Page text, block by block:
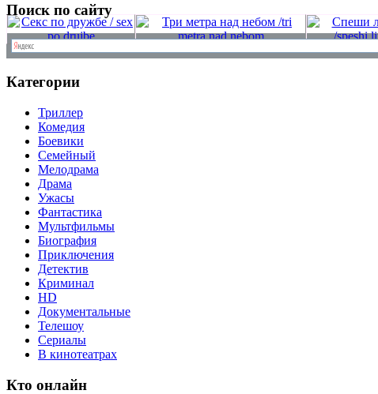
Поиск по сайту
Категории
Триллер
Комедия
Боевики
Семейный
Мелодрама
Драма
Ужасы
Фантастика
Мультфильмы
Биография
Приключения
Детектив
Криминал
HD
Документальные
Телешоу
Сериалы
В кинотеатрах
Кто онлайн